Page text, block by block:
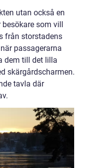
utan också en
som vill
från storstadens
passagerarna
dem till det lilla
skärgårdscharmen.
tavla där